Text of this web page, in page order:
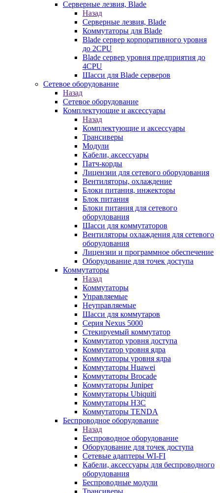
Серверные лезвия, Blade
Назад
Серверные лезвия, Blade
Коммутаторы для Blade
Blade сервер корпоративного уровня
до 2CPU
Blade сервер уровня предприятия до
4CPU
Шасси для Blade серверов
Сетевое оборудование
Назад
Сетевое оборудование
Комплектующие и аксессуары
Назад
Комплектующие и аксессуары
Трансиверы
Модули
Кабели, аксессуары
Патч-корды
Лицензии для сетевого оборудования
Вентиляторы, охлаждение
Блоки питания, инжекторы
Блок питания
Блоки питания для сетевого
оборудования
Шасси для коммутаторов
Вентиляторы охлаждения для сетевого
оборудования
Лицензии и программное обеспечение
Оборудование для точек доступа
Коммутаторы
Назад
Коммутаторы
Управляемые
Неуправляемые
Шасси для коммутаров
Серия Nexus 5000
Стекируемый коммутатор
Коммутатор уровня доступа
Коммутатор уровня ядра
Коммутаторы уровня ядра
Коммутаторы Huawei
Коммутаторы Brocade
Коммутаторы Juniper
Коммутаторы Ubiquiti
Коммутаторы H3C
Коммутаторы TENDA
Беспроводное оборудование
Назад
Беспроводное оборудование
Оборудование для точек доступа
Сетевые адаптеры WI-FI
Кабели, аксессуары для беспроводного
оборудования
Беспроводные модули
Трансиверы